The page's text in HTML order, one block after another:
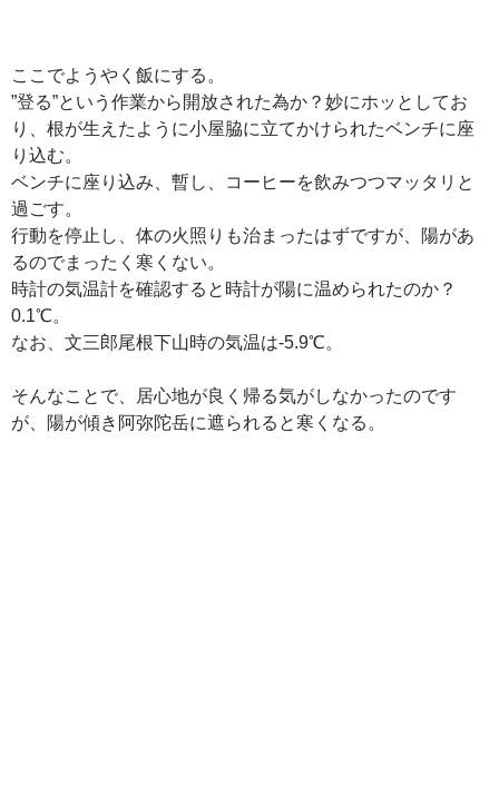
ここでようやく飯にする。
”登る”という作業から開放された為か？妙にホッとしてお
り、根が生えたように小屋脇に立てかけられたベンチに座
り込む。
ベンチに座り込み、暫し、コーヒーを飲みつつマッタリと
過ごす。
行動を停止し、体の火照りも治まったはずですが、陽があ
るのでまったく寒くない。
時計の気温計を確認すると時計が陽に温められたのか？
0.1℃。
なお、文三郎尾根下山時の気温は-5.9℃。
そんなことで、居心地が良く帰る気がしなかったのです
が、陽が傾き阿弥陀岳に遮られると寒くなる。